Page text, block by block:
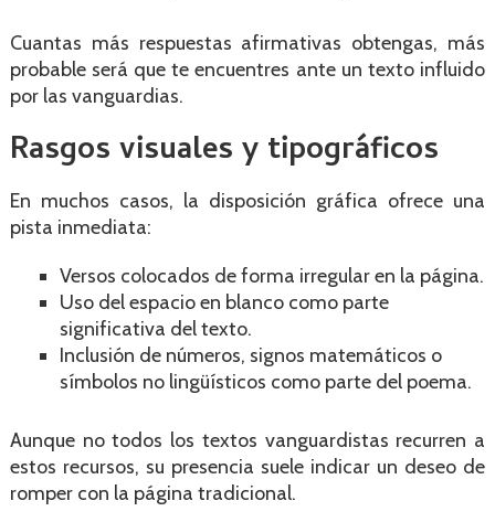
Cuantas más respuestas afirmativas obtengas, más
probable será que te encuentres ante un texto influido
por las vanguardias.
Rasgos visuales y tipográficos
En muchos casos, la disposición gráfica ofrece una
pista inmediata:
Versos colocados de forma irregular en la página.
Uso del espacio en blanco como parte
significativa del texto.
Inclusión de números, signos matemáticos o
símbolos no lingüísticos como parte del poema.
Aunque no todos los textos vanguardistas recurren a
estos recursos, su presencia suele indicar un deseo de
romper con la página tradicional.